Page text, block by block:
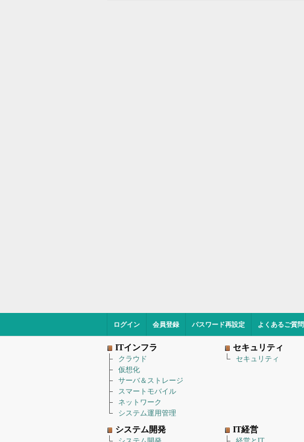
ログイン 会員登録 パスワード再設定 よくあるご質問
ITインフラ
クラウド
仮想化
サーバ＆ストレージ
スマートモバイル
ネットワーク
システム運用管理
セキュリティ
セキュリティ
システム開発 IT経営